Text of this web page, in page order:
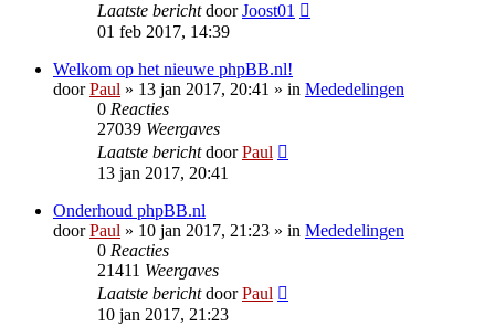
Laatste berichtdoorJoost01
01 feb 2017, 14:39
Welkom op het nieuwe phpBB.nl!
doorPaul » 13 jan 2017, 20:41 » in Mededelingen
0 Reacties
27039 Weergaves
Laatste berichtdoorPaul
13 jan 2017, 20:41
Onderhoud phpBB.nl
doorPaul » 10 jan 2017, 21:23 » in Mededelingen
0 Reacties
21411 Weergaves
Laatste berichtdoorPaul
10 jan 2017, 21:23